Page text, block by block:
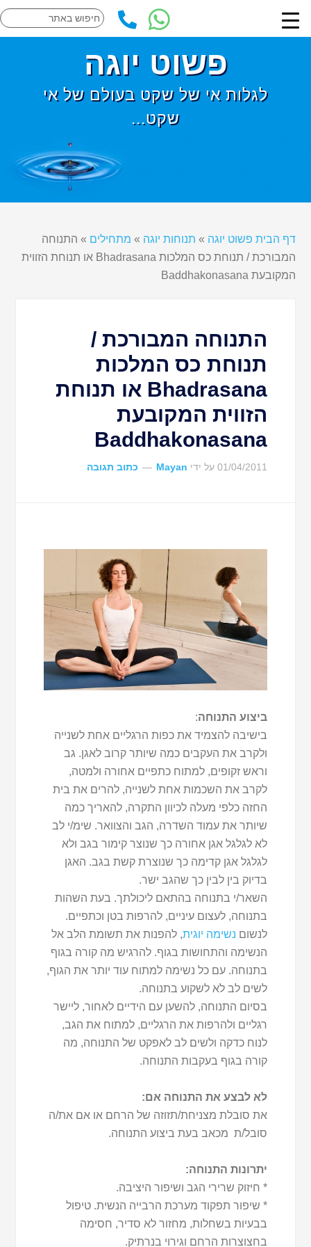
פשוט יוגה
לגלות אי של שקט בעולם של אי
שקט...
דף הבית פשוט יוגה » תנוחות יוגה » מתחילים » התנוחה
המבורכת / תנוחת כס המלכות Bhadrasana או תנוחת הזווית
המקובעת Baddhakonasana
התנוחה המבורכת /
תנוחת כס המלכות
Bhadrasana או תנוחת
הזווית המקובעת
Baddhakonasana
01/04/2011 על ידי Mayan כתוב תגובה
ביצוע התנוחה:
בישיבה להצמיד את כפות הרגליים אחת לשנייה
ולקרב את העקבים כמה שיותר קרוב לאגן. גב
וראש זקופים, למתוח כתפיים אחורה ולמטה,
לקרב את השכמות אחת לשנייה, להרים את בית
החזה כלפי מעלה לכיוון התקרה, להאריך כמה
שיותר את עמוד השדרה, הגב והצוואר. שימ/י לב
לא לגלגל אגן אחורה כך שנוצר קימור בגב ולא
לגלגל אגן קדימה כך שנוצרת קשת בגב. האגן
בדיוק בין לבין כך שהגב ישר.
השאר/י בתנוחה בהתאם ליכולתך. בעת השהות
בתנוחה, לעצום עיניים, להרפות בטן וכתפיים.
לנשום נשימה יוגית, להפנות את תשומת הלב אל
הנשימה והתחושות בגוף. להרגיש מה קורה בגוף
בתנוחה. עם כל נשימה למתוח עוד יותר את הגוף,
לשים לב לא לשקוע בתנוחה.
בסיום התנוחה, להשען עם הידיים לאחור, ליישר
רגליים ולהרפות את הרגליים, למתוח את הגב,
לנוח כדקה ולשים לב לאפקט של התנוחה, מה
קורה בגוף בעקבות התנוחה.
לא לבצע את התנוחה אם:
את סובלת מצניחת/תזוזה של הרחם או אם את/ה
סובל/ת מכאב בעת ביצוע התנוחה.
יתרונות התנוחה:
* חיזוק שרירי הגב ושיפור היציבה.
* שיפור תפקוד מערכת הרבייה הנשית. טיפול
בבעיות בשחלות, מחזור לא סדיר, חסימה
בחצוצרות הרחם וגירוי בנרתיק.